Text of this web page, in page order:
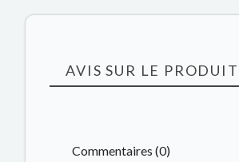
AVIS SUR LE PRODUIT
Commentaires (0)